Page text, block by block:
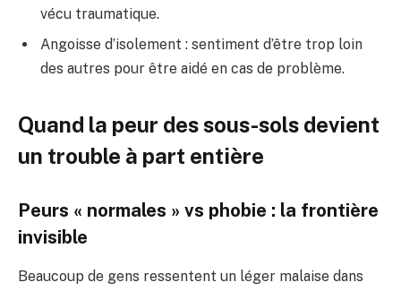
vécu traumatique.
Angoisse d’isolement : sentiment d’être trop loin
des autres pour être aidé en cas de problème.
Quand la peur des sous-sols devient
un trouble à part entière
Peurs « normales » vs phobie : la frontière
invisible
Beaucoup de gens ressentent un léger malaise dans